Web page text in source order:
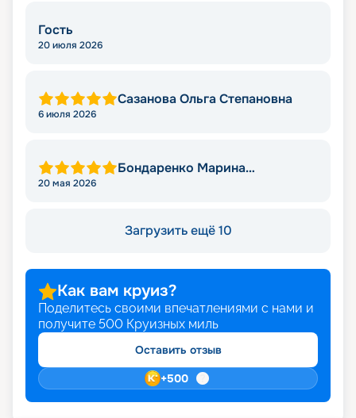
Гость
20 июля 2026
Сазанова Ольга Степановна
6 июля 2026
Бондаренко Марина
20 мая 2026
Загрузить ещё 10
Как вам круиз?
Поделитесь своими впечатлениями с нами и
получите 500 Круизных миль
Оставить отзыв
+500